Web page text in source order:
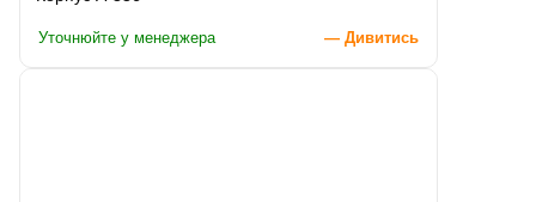
Уточнюйте у менеджера — Дивитись